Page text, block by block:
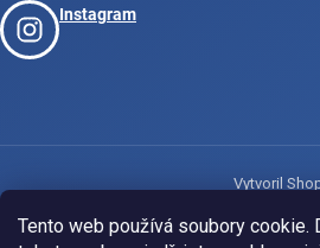
Tento web používá soubory cookie.
Instagram
Vytvoril